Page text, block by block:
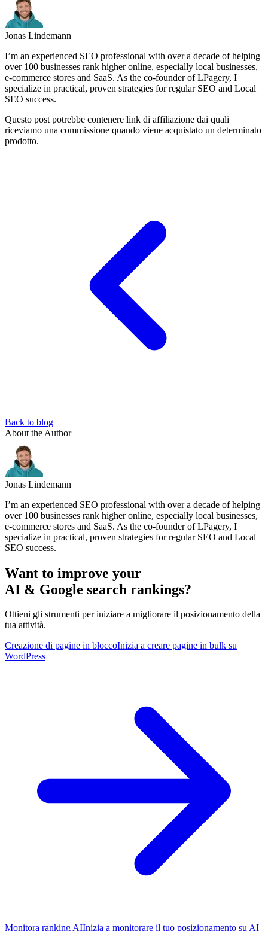
Jonas Lindemann
I’m an experienced SEO professional with over a decade of helping
over 100 businesses rank higher online, especially local businesses,
e-commerce stores and SaaS. As the co-founder of LPagery, I
specialize in practical, proven strategies for regular SEO and Local
SEO success.
Questo post potrebbe contenere link di affiliazione dai quali
riceviamo una commissione quando viene acquistato un determinato
prodotto.
Back to blog
About the Author
Jonas Lindemann
I’m an experienced SEO professional with over a decade of helping
over 100 businesses rank higher online, especially local businesses,
e-commerce stores and SaaS. As the co-founder of LPagery, I
specialize in practical, proven strategies for regular SEO and Local
SEO success.
Want to improve your
AI & Google search rankings?
Ottieni gli strumenti per iniziare a migliorare il posizionamento della
tua attività.
Creazione di pagine in bloccoInizia a creare pagine in bulk su
WordPress
Monitora ranking AIInizia a monitorare il tuo posizionamento su AI